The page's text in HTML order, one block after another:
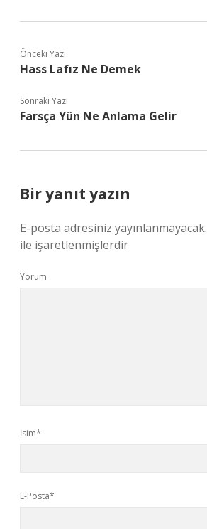
Önceki Yazı
Hass Lafız Ne Demek
Sonraki Yazı
Farsça Yün Ne Anlama Gelir
Bir yanıt yazın
E-posta adresiniz yayınlanmayacak.
ile işaretlenmişlerdir
Yorum
İsim*
E-Posta*